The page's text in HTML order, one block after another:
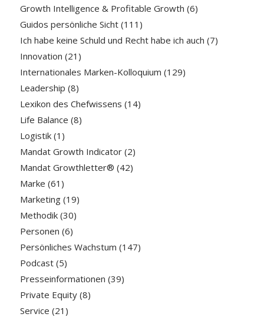
Growth Intelligence & Profitable Growth (6)
Guidos persönliche Sicht(111)
Ich habe keine Schuld und Recht habe ich auch (7)
Innovation (21)
Internationales Marken-Kolloquium (129)
Leadership (8)
Lexikon des Chefwissens (14)
Life Balance (8)
Logistik(1)
Mandat Growth Indicator(2)
Mandat Growthletter® (42)
Marke (61)
Marketing(19)
Methodik(30)
Personen (6)
Persönliches Wachstum (147)
Podcast(5)
Presseinformationen (39)
Private Equity(8)
Service (21)